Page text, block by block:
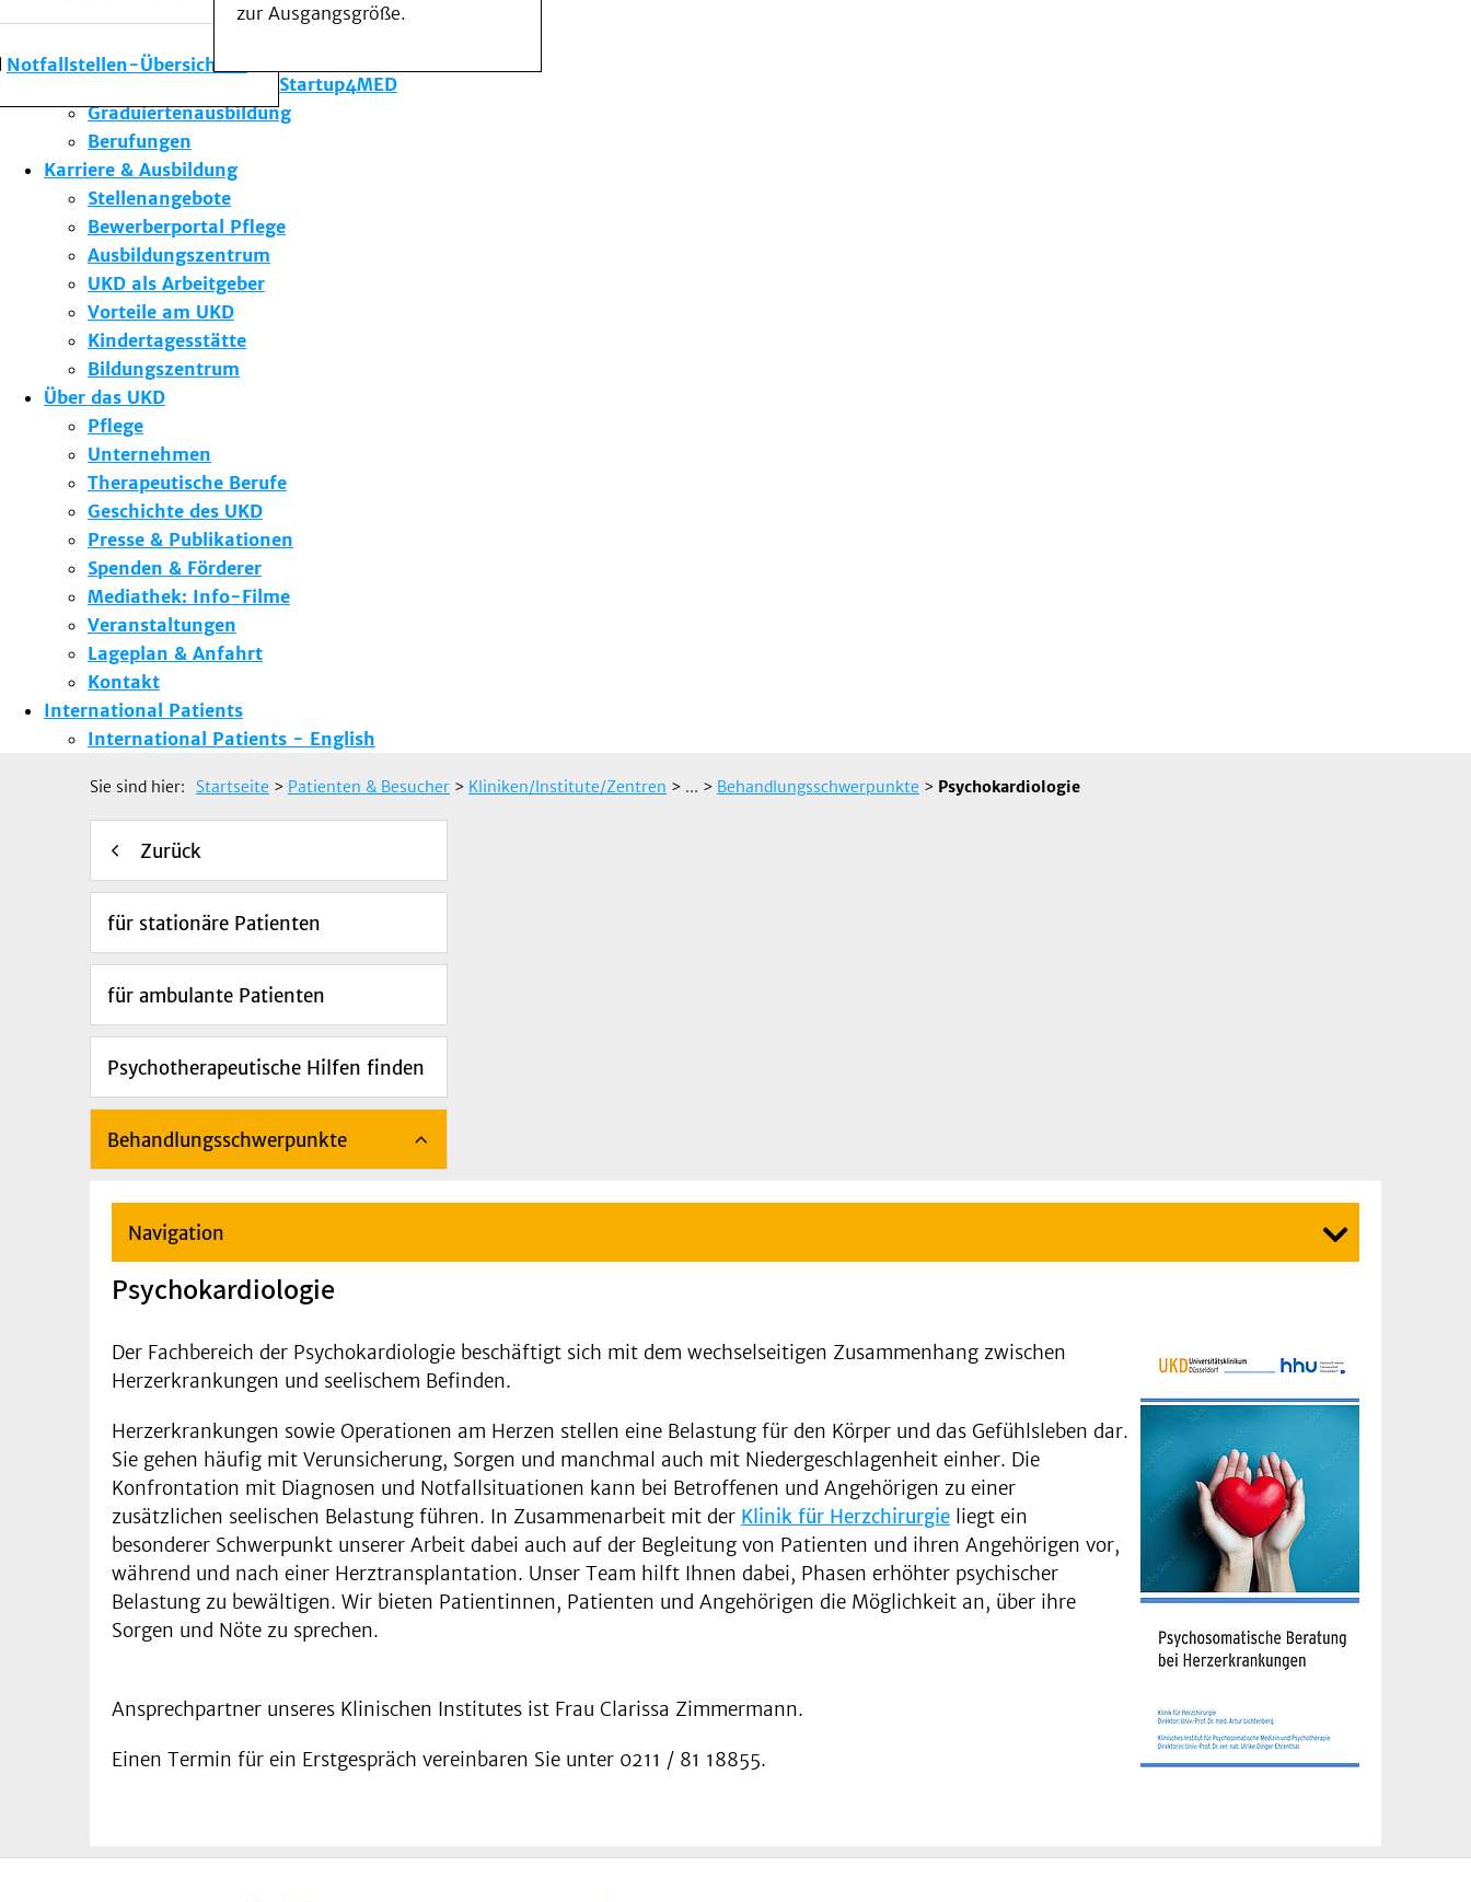
Notfallstellen-Übersicht
zur Ausgangsgröße.
Forschung am UKD
Studium & Lehre
Gründungsförderung Startup4MED
Graduiertenausbildung
Berufungen
Karriere & Ausbildung
Stellenangebote
Bewerberportal Pflege
Ausbildungszentrum
UKD als Arbeitgeber
Vorteile am UKD
Kindertagesstätte
Bildungszentrum
Über das UKD
Pflege
Unternehmen
Therapeutische Berufe
Geschichte des UKD
Presse & Publikationen
Spenden & Förderer
Mediathek: Info-Filme
Veranstaltungen
Lageplan & Anfahrt
Kontakt
International Patients
International Patients - English
Sie sind hier: Startseite > Patienten & Besucher > Kliniken/Institute/Zentren > ... > Behandlungsschwerpunkte > Psychokardiologie
Zurück
für stationäre Patienten
für ambulante Patienten
Psychotherapeutische Hilfen finden
Behandlungsschwerpunkte
Navigation
Psychokardiologie
Der Fachbereich der Psychokardiologie beschäftigt sich mit dem wechselseitigen Zusammenhang zwischen
Herzerkrankungen und seelischem Befinden.
Herzerkrankungen sowie Operationen am Herzen stellen eine Belastung für den Körper und das Gefühlsleben dar.
Sie gehen häufig mit Verunsicherung, Sorgen und manchmal auch mit Niedergeschlagenheit einher. Die
Konfrontation mit Diagnosen und Notfallsituationen kann bei Betroffenen und Angehörigen zu einer
zusätzlichen seelischen Belastung führen. In Zusammenarbeit mit der Klinik für Herzchirurgie liegt ein
besonderer Schwerpunkt unserer Arbeit dabei auch auf der Begleitung von Patienten und ihren Angehörigen vor,
während und nach einer Herztransplantation. Unser Team hilft Ihnen dabei, Phasen erhöhter psychischer
Belastung zu bewältigen. Wir bieten Patientinnen, Patienten und Angehörigen die Möglichkeit an, über ihre
Sorgen und Nöte zu sprechen.
Ansprechpartner unseres Klinischen Institutes ist Frau Clarissa Zimmermann.
Einen Termin für ein Erstgespräch vereinbaren Sie unter 0211 / 81 18855.